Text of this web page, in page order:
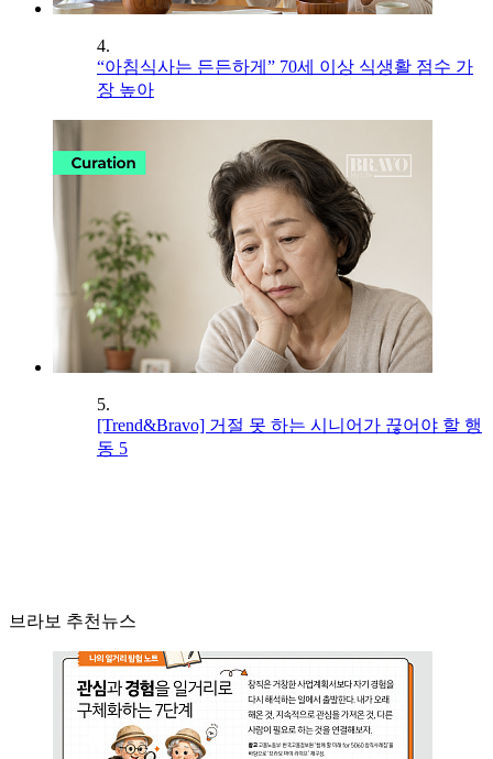
4.
“아침식사는 든든하게” 70세 이상 식생활 점수 가
장 높아
5.
[Trend&Bravo] 거절 못 하는 시니어가 끊어야 할 행
동 5
브라보 추천뉴스